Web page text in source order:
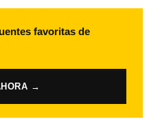
favoritas de
→